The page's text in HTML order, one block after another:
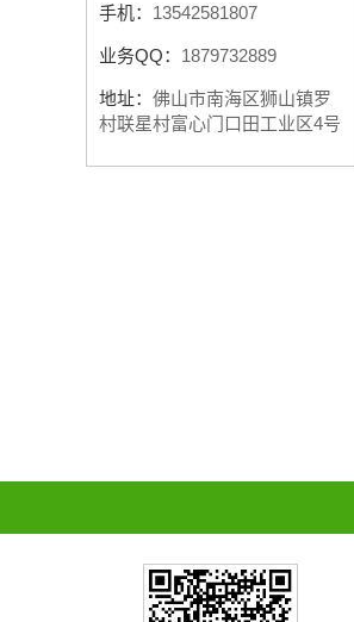
手机： 13542581807
业务QQ： 1879732889
地址： 佛山市南海区狮山镇罗
村联星村富心门口田工业区4号